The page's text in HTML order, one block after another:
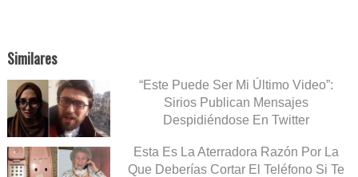
Similares
“Este Puede Ser Mi Último Video”:
Sirios Publican Mensajes
Despidiéndose En Twitter
Esta Es La Aterradora Razón Por La
Que Deberías Cortar El Teléfono Si Te